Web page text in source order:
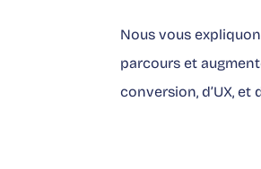
Nous vous
parcours et
conversion, d’UX, et